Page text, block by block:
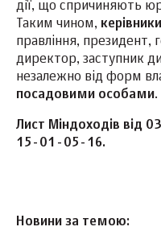
дії, що спричиняють
Таким чином,
правління, президент,
директор, заступник
незалежно від форм
посадовими особами.
Лист Міндоходів
15-01-05-16.
Новини за темою: